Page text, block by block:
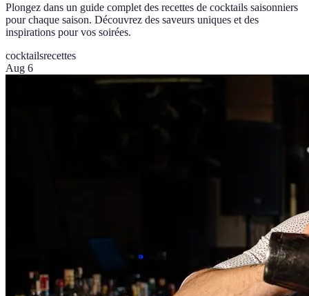
Plongez dans un guide complet des recettes de cocktails saisonniers
pour chaque saison. Découvrez des saveurs uniques et des
inspirations pour vos soirées.
cocktailsrecettes
Aug 6